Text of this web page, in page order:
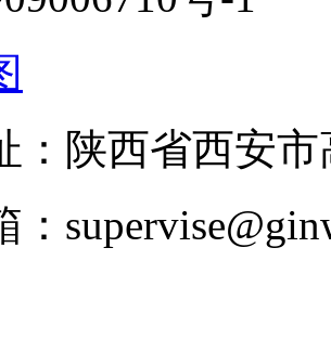
：陕西省西安
：